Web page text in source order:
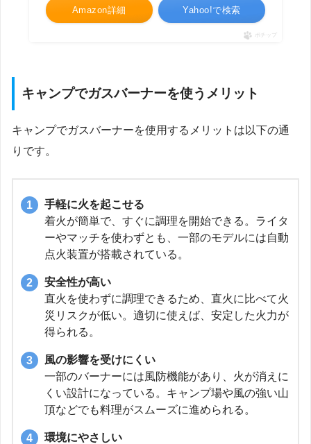
Amazon詳細 Yahoo!で検索
ポチップ
キャンプでガスバーナーを使うメリット
キャンプでガスバーナーを使用するメリットは以下の通
りです。
手軽に火を起こせる
着火が簡単で、すぐに調理を開始できる。ライタ
ーやマッチを使わずとも、一部のモデルには自動
点火装置が搭載されている。
安全性が高い
直火を使わずに調理できるため、直火に比べて火
災リスクが低い。適切に使えば、安定した火力が
得られる。
風の影響を受けにくい
一部のバーナーには風防機能があり、火が消えに
くい設計になっている。キャンプ場や風の強い山
頂などでも料理がスムーズに進められる。
環境にやさしい